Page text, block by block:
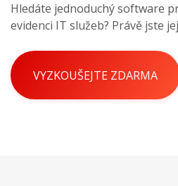
Hledáte jednoduchý software
evidenci IT služeb? Právě jste
VYZKOUŠEJTE ZDARMA